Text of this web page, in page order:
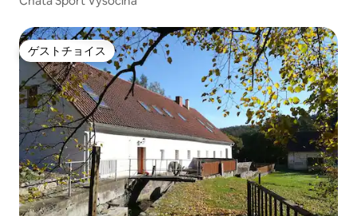
ゲストチョイス
ゲストチョイス